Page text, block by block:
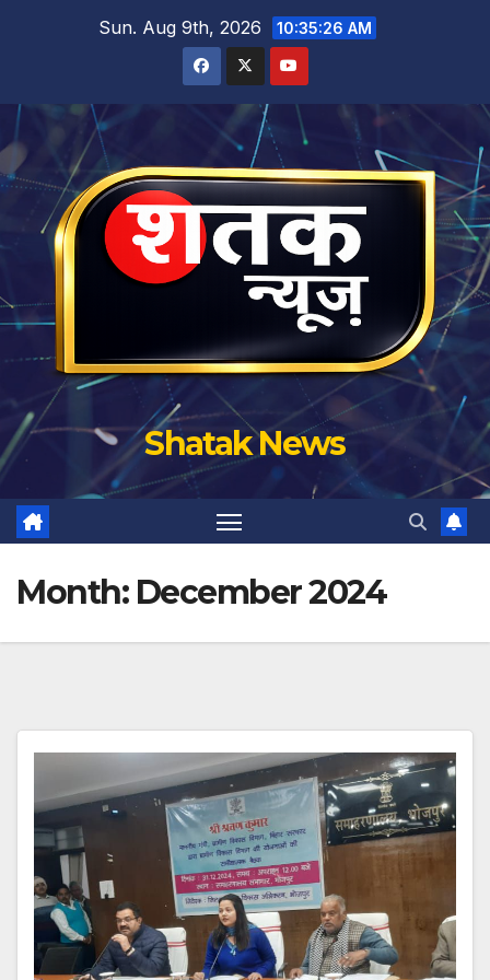
Sun. Aug 9th, 2026 10:35:28 AM
Shatak News
Month: December 2024